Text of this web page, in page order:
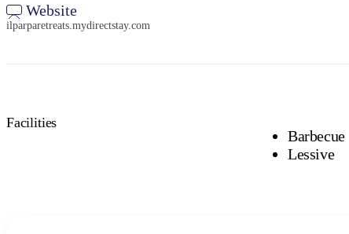
Website
ilparparetreats.mydirectstay.com
Facilities
Barbecue
Lessive